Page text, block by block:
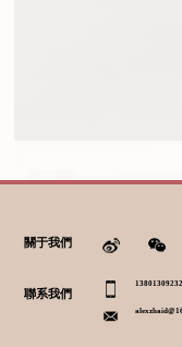
關于我們
聯系我們